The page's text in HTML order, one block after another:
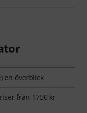
en överblick
från 1750 kr -